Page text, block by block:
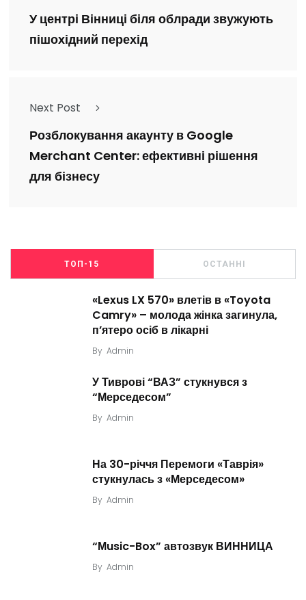
У центрі Вінниці біля облради звужують
пішохідний перехід
Next Post
Розблокування акаунту в Google
Merchant Center: ефективні рішення
для бізнесу
ТОП-15 ОСТАННІ
«Lexus LX 570» влетів в «Toyota
Camry» – молода жінка загинула,
п’ятеро осіб в лікарні
By Admin
У Тиврові “ВАЗ” стукнувся з
“Мерседесом”
By Admin
На 30-річчя Перемоги «Таврія»
стукнулась з «Мерседесом»
By Admin
“Мusic-Box” автозвук ВИННИЦА
By Admin